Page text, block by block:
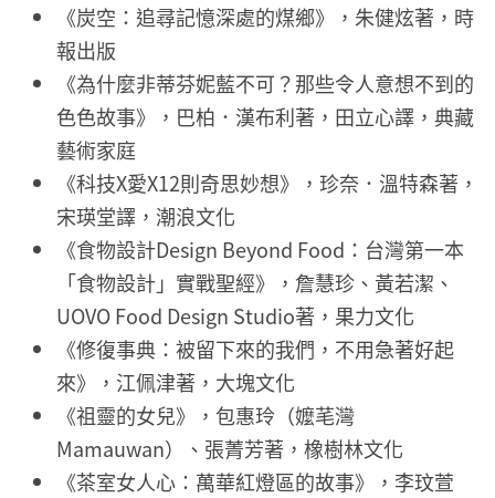
《炭空：追尋記憶深處的煤鄉》，朱健炫著，時
報出版
《為什麼非蒂芬妮藍不可？那些令人意想不到的
色色故事》，巴柏．漢布利著，田立心譯，典藏
藝術家庭
《科技X愛X12則奇思妙想》，珍奈．溫特森著，
宋瑛堂譯，潮浪文化
《食物設計Design Beyond Food：台灣第一本
「食物設計」實戰聖經》，詹慧珍、黃若潔、
UOVO Food Design Studio著，果力文化
《修復事典：被留下來的我們，不用急著好起
來》，江佩津著，大塊文化
《祖靈的女兒》，包惠玲（嬤芼灣
Mamauwan）、張菁芳著，橡樹林文化
《茶室女人心：萬華紅燈區的故事》，李玟萱